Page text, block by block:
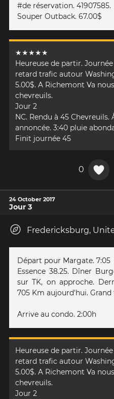
#de réservation. 41907585.
Souper Outback. 67.00$
★★★★★
Heureuse de partir.
retard trafic autour
5.00$. A Richemont Va
chevreuils.
Jour 2
NC. Rendu à 45
annoncée. 3:40 pluie
Finit journée 45
0
24 October 2017
Jour 3
Fredericksburg,
Départ pour Margate. 7:05
Essence 38.25. Dîner
sur TK, on approche.
705 Km aujourd'hui.
Arrive au condo. 2:00h
Heureuse de partir.
retard trafic autour
5.00$. A Richemont Va
chevreuils.
Jour 2